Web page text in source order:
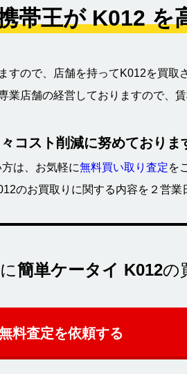
帯王が K012 を
すので、店舗を持ってK012を買
業店舗の経営しておりますので、
コスト削減に努めておりま
は、お気軽に無料買い取り査定を
のお買取りに関する内容を２営業
簡単ケータイ K012の
料査定を依頼する